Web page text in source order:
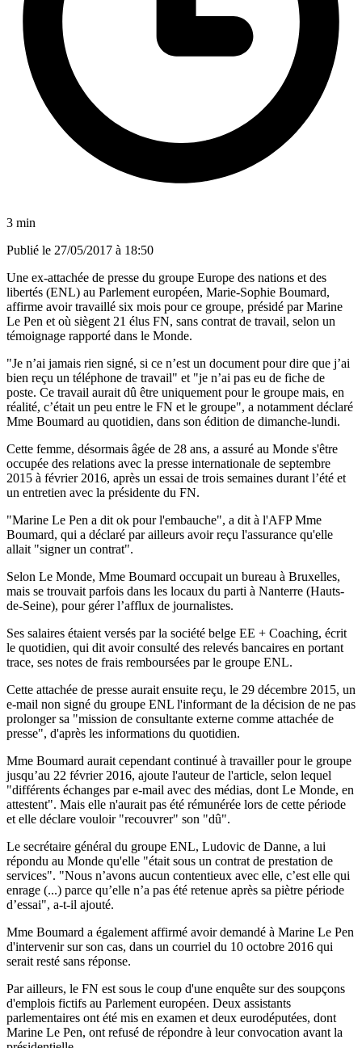
3 min
Publié le 27/05/2017 à 18:50
Une ex-attachée de presse du groupe Europe des nations et des
libertés (ENL) au Parlement européen, Marie-Sophie Boumard,
affirme avoir travaillé six mois pour ce groupe, présidé par Marine
Le Pen et où siègent 21 élus FN, sans contrat de travail, selon un
témoignage rapporté dans le Monde.
"Je n’ai jamais rien signé, si ce n’est un document pour dire que j’ai
bien reçu un téléphone de travail" et "je n’ai pas eu de fiche de
poste. Ce travail aurait dû être uniquement pour le groupe mais, en
réalité, c’était un peu entre le FN et le groupe", a notamment déclaré
Mme Boumard au quotidien, dans son édition de dimanche-lundi.
Cette femme, désormais âgée de 28 ans, a assuré au Monde s'être
occupée des relations avec la presse internationale de septembre
2015 à février 2016, après un essai de trois semaines durant l’été et
un entretien avec la présidente du FN.
"Marine Le Pen a dit ok pour l'embauche", a dit à l'AFP Mme
Boumard, qui a déclaré par ailleurs avoir reçu l'assurance qu'elle
allait "signer un contrat".
Selon Le Monde, Mme Boumard occupait un bureau à Bruxelles,
mais se trouvait parfois dans les locaux du parti à Nanterre (Hauts-
de-Seine), pour gérer l’afflux de journalistes.
Ses salaires étaient versés par la société belge EE + Coaching, écrit
le quotidien, qui dit avoir consulté des relevés bancaires en portant
trace, ses notes de frais remboursées par le groupe ENL.
Cette attachée de presse aurait ensuite reçu, le 29 décembre 2015, un
e-mail non signé du groupe ENL l'informant de la décision de ne pas
prolonger sa "mission de consultante externe comme attachée de
presse", d'après les informations du quotidien.
Mme Boumard aurait cependant continué à travailler pour le groupe
jusqu’au 22 février 2016, ajoute l'auteur de l'article, selon lequel
"différents échanges par e-mail avec des médias, dont Le Monde, en
attestent". Mais elle n'aurait pas été rémunérée lors de cette période
et elle déclare vouloir "recouvrer" son "dû".
Le secrétaire général du groupe ENL, Ludovic de Danne, a lui
répondu au Monde qu'elle "était sous un contrat de prestation de
services". "Nous n’avons aucun contentieux avec elle, c’est elle qui
enrage (...) parce qu’elle n’a pas été retenue après sa piètre période
d’essai", a-t-il ajouté.
Mme Boumard a également affirmé avoir demandé à Marine Le Pen
d'intervenir sur son cas, dans un courriel du 10 octobre 2016 qui
serait resté sans réponse.
Par ailleurs, le FN est sous le coup d'une enquête sur des soupçons
d'emplois fictifs au Parlement européen. Deux assistants
parlementaires ont été mis en examen et deux eurodéputées, dont
Marine Le Pen, ont refusé de répondre à leur convocation avant la